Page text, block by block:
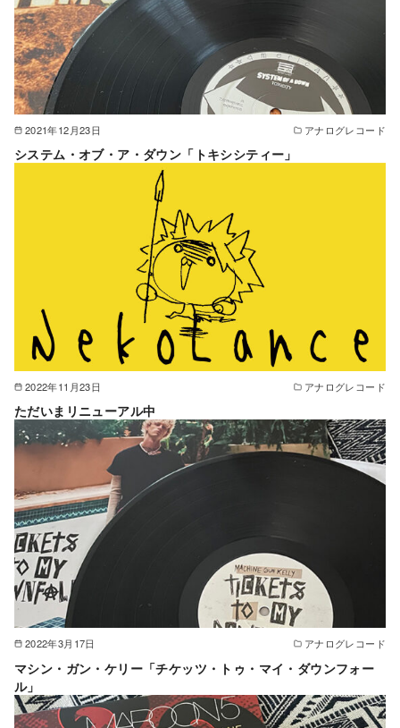
2021年12月23日 アナログレコード
システム・オブ・ア・ダウン「トキシシティー」
2022年11月23日 アナログレコード
ただいまリニューアル中
2022年3月17日 アナログレコード
マシン・ガン・ケリー「チケッツ・トゥ・マイ・ダウンフォー
ル」